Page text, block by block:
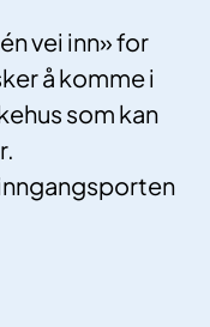
vei inn» for
å komme i
som kan